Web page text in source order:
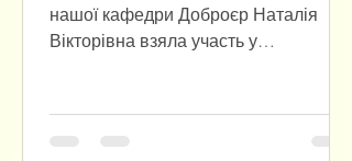
нашої кафедри Доброєр Наталія
Вікторівна взяла участь у
tu jest. Polska–Ukraina–Europa: Nowy